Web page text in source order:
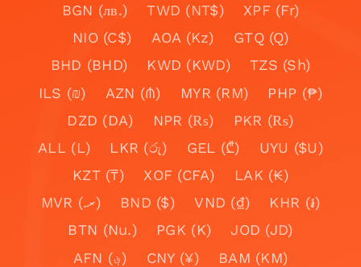
BGN (лв.)
TWD (NT$)
XPF (Fr)
NIO (C$)
AOA (Kz)
GTQ (Q)
BHD (BHD)
KWD (KWD)
TZS (Sh)
ILS (₪)
AZN (₼) MYR (RM)
PHP (₱)
DZD (DA)
NPR (₨)
PKR (₨)
ALL (L)
LKR (රු) GEL (₾)
UYU ($U)
KZT (₸)
XOF (CFA)
LAK (₭)
MVR (.ރ)
BND ($) VND (₫)
KHR (៛)
BTN (Nu.)
PGK (K)
JOD (JD)
AFN (؋)
CNY (¥)
BAM (KM)